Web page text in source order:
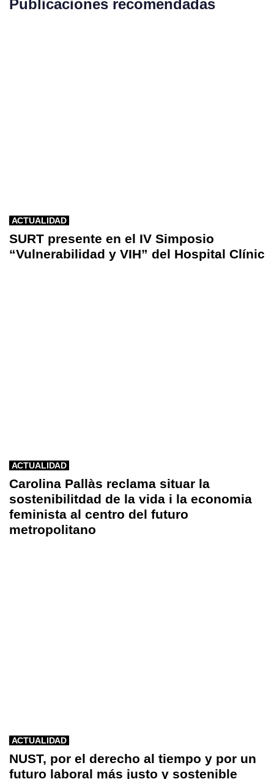
Publicaciones recomendadas
ACTUALIDAD
SURT presente en el IV Simposio
“Vulnerabilidad y VIH” del Hospital Clínic
ACTUALIDAD
Carolina Pallàs reclama situar la
sostenibilitdad de la vida i la economia
feminista al centro del futuro
metropolitano
ACTUALIDAD
NUST, por el derecho al tiempo y por un
futuro laboral más justo y sostenible